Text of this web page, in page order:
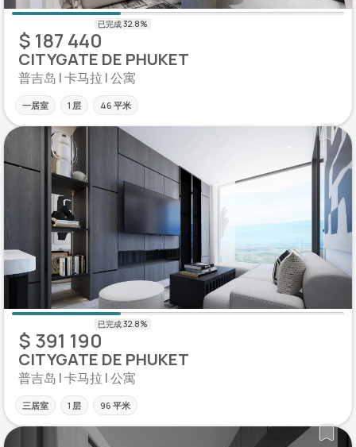
$ 187 440
CITYGATE DE PHUKET
普吉岛 | 卡马拉 | 公寓
一居室 1 层 46 平米
$ 391 190
CITYGATE DE PHUKET
普吉岛 | 卡马拉 | 公寓
三居室 1 层 96 平米